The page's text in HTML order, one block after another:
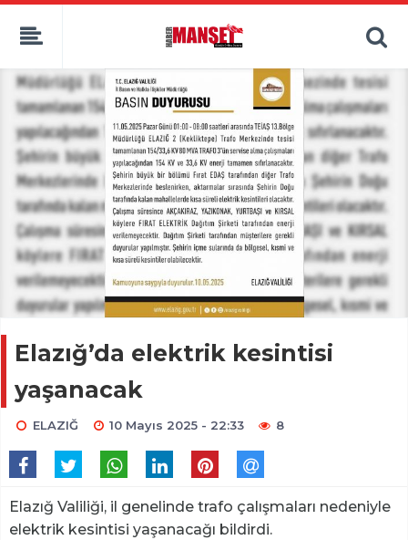
Elazığ’da elektrik kesintisi
yaşanacak
ELAZIĞ 10 Mayıs 2025 - 22:33 8
Elazığ Valiliği, il genelinde trafo çalışmaları nedeniyle
elektrik kesintisi yaşanacağı bildirdi.